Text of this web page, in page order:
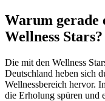
Warum gerade
Wellness Stars?
Die mit den Wellness
Deutschland heben sich
Wellnessbereich hervor.
die Erholung spüren und